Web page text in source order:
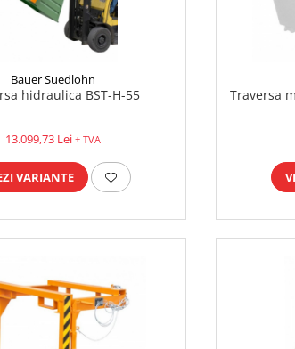
Bauer Suedlohn
hidraulica BST-H-55
13.099,73 Lei + TVA
VARIANTE
Traversa